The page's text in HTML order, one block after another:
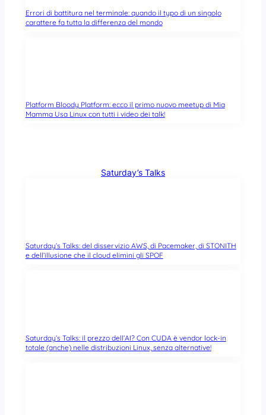
Errori di battitura nel terminale: quando il typo di un singolo
carattere fa tutta la differenza del mondo
Platform Bloody Platform: ecco il primo nuovo meetup di Mia
Mamma Usa Linux con tutti i video dei talk!
Saturday’s Talks
Saturday’s Talks: del disservizio AWS, di Pacemaker, di STONITH
e dell’illusione che il cloud elimini gli SPOF
Saturday’s Talks: il prezzo dell’AI? Con CUDA è vendor lock-in
totale (anche) nelle distribuzioni Linux, senza alternative!